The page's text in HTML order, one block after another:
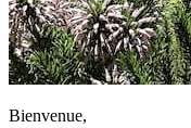
Bienvenue,